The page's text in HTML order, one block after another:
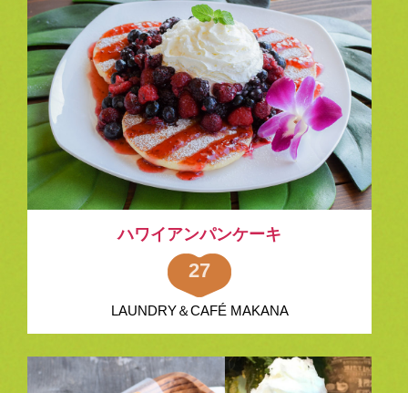
ハワイアンパンケーキ
27
LAUNDRY＆CAFÉ MAKANA